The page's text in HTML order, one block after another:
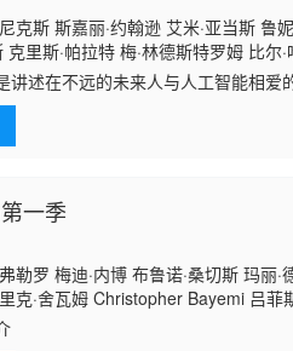
克斯 斯嘉丽·约翰逊 艾米·亚当斯 鲁
克里斯·帕拉特 梅·林德斯特罗姆 比
尔 史蒂夫·齐西斯 格雷茜·普瑞维特
琼·布莱尔 塞斯·凯尔 李·克里斯蒂
克法登 杰里米·拉布 劳拉·柯尔孔 帕梅
讲述在不远的未来人与人工智能相
饰）是一位信件撰写人，心思细腻
拉 Rooney Mara 饰）的婚姻，还没
它的化身萨曼莎（斯嘉丽·约翰逊
一季
勒罗 梅迪·内博 布鲁诺·桑切斯 玛丽
克·舍瓦姆 Christopher Bayemi 吕菲
拉斯·马丁内斯 米歇尔·莫雷蒂 玛拉